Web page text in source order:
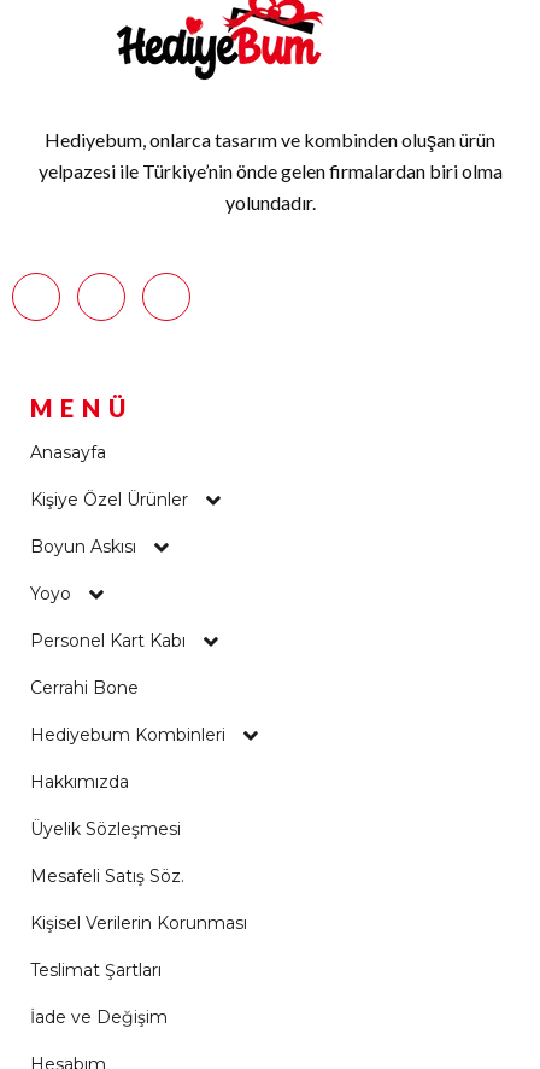
Hediyebum, onlarca tasarım ve kombinden oluşan ürün
yelpazesi ile Türkiye’nin önde gelen firmalardan biri olma
yolundadır.
MENÜ
Anasayfa
Kişiye Özel Ürünler
Boyun Askısı
Yoyo
Personel Kart Kabı
Cerrahi Bone
Hediyebum Kombinleri
Hakkımızda
Üyelik Sözleşmesi
Mesafeli Satış Söz.
Kişisel Verilerin Korunması
Teslimat Şartları
İade ve Değişim
Hesabım